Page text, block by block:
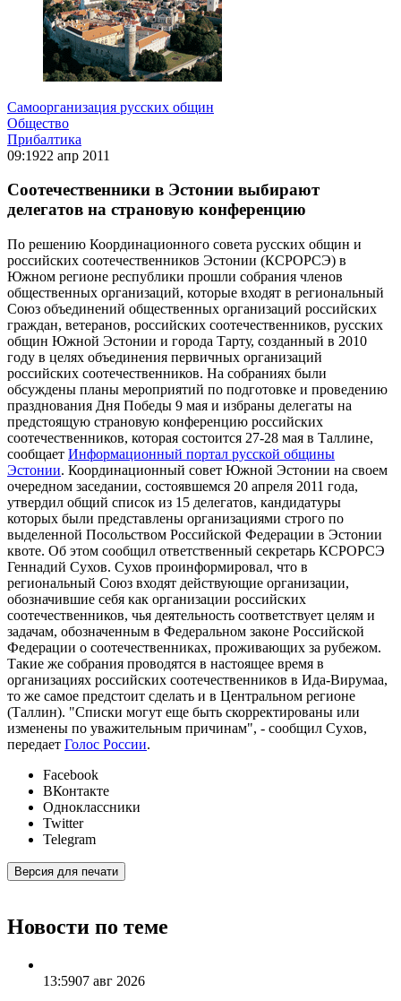
Самоорганизация русских общин
Общество
Прибалтика
09:1922 апр 2011
Соотечественники в Эстонии выбирают
делегатов на страновую конференцию
По решению Координационного совета русских общин и
российских соотечественников Эстонии (КСРОРСЭ) в
Южном регионе республики прошли собрания членов
общественных организаций, которые входят в региональный
Союз объединений общественных организаций российских
граждан, ветеранов, российских соотечественников, русских
общин Южной Эстонии и города Тарту, созданный в 2010
году в целях объединения первичных организаций
российских соотечественников. На собраниях были
обсуждены планы мероприятий по подготовке и проведению
празднования Дня Победы 9 мая и избраны делегаты на
предстоящую страновую конференцию российских
соотечественников, которая состоится 27-28 мая в Таллине,
сообщает Информационный портал русской общины
Эстонии. Координационный совет Южной Эстонии на своем
очередном заседании, состоявшемся 20 апреля 2011 года,
утвердил общий список из 15 делегатов, кандидатуры
которых были представлены организациями строго по
выделенной Посольством Российской Федерации в Эстонии
квоте. Об этом сообщил ответственный секретарь КСРОРСЭ
Геннадий Сухов. Сухов проинформировал, что в
региональный Союз входят действующие организации,
обозначившие себя как организации российских
соотечественников, чья деятельность соответствует целям и
задачам, обозначенным в Федеральном законе Российской
Федерации о соотечественниках, проживающих за рубежом.
Такие же собрания проводятся в настоящее время в
организациях российских соотечественников в Ида-Вирумаа,
то же самое предстоит сделать и в Центральном регионе
(Таллин). "Списки могут еще быть скорректированы или
изменены по уважительным причинам", - сообщил Сухов,
передает Голос России.
Facebook
ВКонтакте
Одноклассники
Twitter
Telegram
Версия для печати
Новости по теме
13:5907 авг 2026